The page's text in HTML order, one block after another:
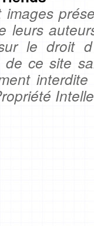
images
leurs
le droit
ce site